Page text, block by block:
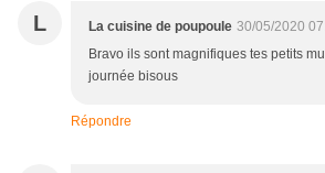
L La cuisine de poupoule 30/05/2020
Bravo ils sont magnifiques tes petits
journée bisous
Répondre